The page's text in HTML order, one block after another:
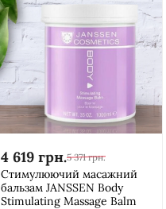
4 619 грн.5 371 грн.
Стимулюючий масажний
бальзам JANSSEN Body
Stimulating Massage Balm